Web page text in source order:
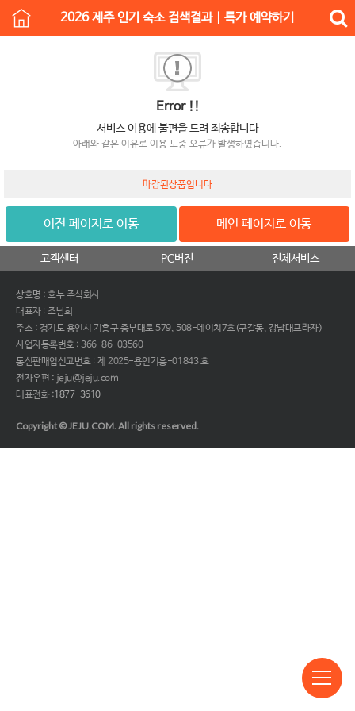
2026 제주 인기 숙소 검색결과 | 특가 예약하기
Error !!
서비스 이용에 불편을 드려 죄송합니다
아래와 같은 이유로 이용 도중 오류가 발생하였습니다.
마감된상품입니다
이전 페이지로 이동 메인 페이지로 이동
고객센터 PC버전 전체서비스
상호명 : 호누 주식회사
대표자 : 조남희
주소 : 경기도 용인시 기흥구 중부대로 579, 508-에이치7호(구갈동, 강남대프라자)
사업자등록번호 : 366-86-03560
통신판매업신고번호 : 제 2025-용인기흥-01843 호
전자우편 : jeju@jeju.com
대표전화 :1877-3610
Copyright © JEJU.COM. All rights reserved.